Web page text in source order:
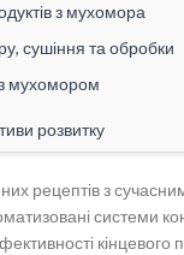
з мухомора
сушіння та обробки
мухомором
розвитку
інновації,
виробництва
рецептів з
системи